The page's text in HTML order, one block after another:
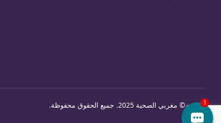
© مغربي الصحية 2025. جميع الحقوق محفوظة .